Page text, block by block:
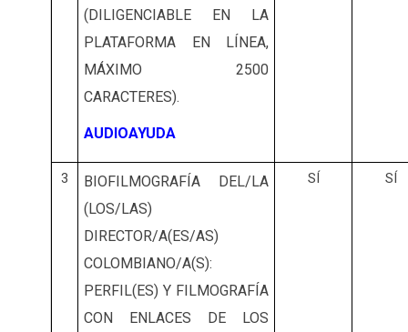
(DILIGENCIABLE EN LA
PLATAFORMA EN LÍNEA,
MÁXIMO 2500
CARACTERES).
AUDIOAYUDA
3
BIOFILMOGRAFÍA DEL/LA
(LOS/LAS)
DIRECTOR/A(ES/AS)
COLOMBIANO/A(S):
PERFIL(ES) Y FILMOGRAFÍA
CON ENLACES DE LOS
SÍ SÍ